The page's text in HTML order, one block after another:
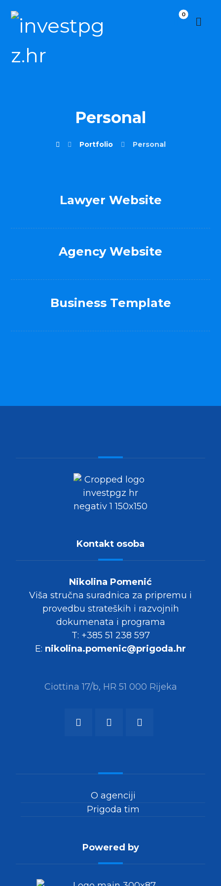
Personal
Portfolio Personal
Lawyer Website
Agency Website
Business Template
Kontakt osoba
Nikolina Pomenić
Viša stručna suradnica za pripremu i
provedbu strateških i razvojnih
dokumenata i programa
T: +385 51 238 597
E: nikolina.pomenic@prigoda.hr
Ciottina 17/b, HR 51 000 Rijeka
O agenciji
Prigoda tim
Powered by